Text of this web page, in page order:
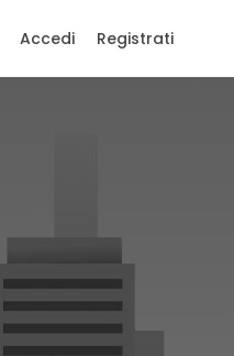
Accedi Registrati